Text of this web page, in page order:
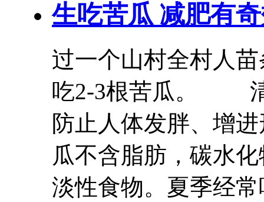
生吃苦瓜 减肥有
过一个山村全村人
吃2-3根苦瓜。
防止人体发胖、增
瓜不含脂肪，碳水
淡性食物。夏季经